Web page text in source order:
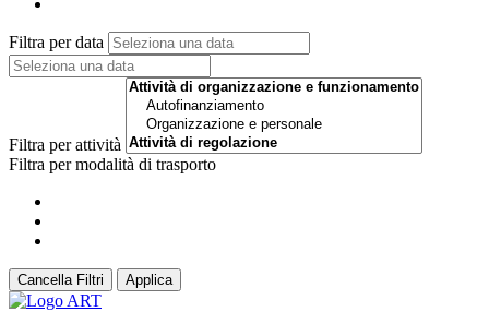
Filtra per data
Filtra per attività
Filtra per modalità di trasporto
Cancella Filtri Applica